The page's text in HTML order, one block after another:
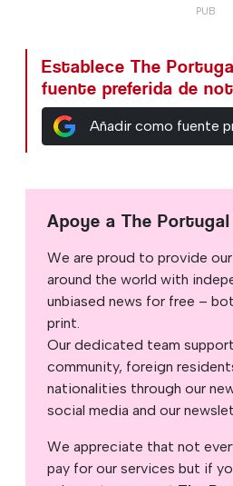
Establece The
fuente preferida de
Añadir como fuente
Apoye a The Portugal
We are proud to provide
around the world with
unbiased news for free –
print.
Our dedicated team
community, foreign
nationalities through our
social media and our
We appreciate that not
pay for our services but if